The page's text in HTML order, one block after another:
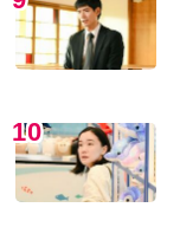
10